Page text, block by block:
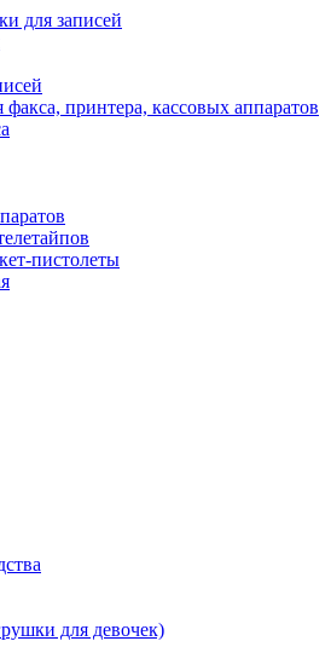
для записей
факса, принтера, кассовых аппаратов
пистолеты
для девочек)